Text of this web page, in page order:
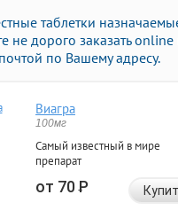
таблетки
не дорого заказать
по Вашему адресу.
Виагра
100мг
Самый известный в мире
препарат
от 70Р